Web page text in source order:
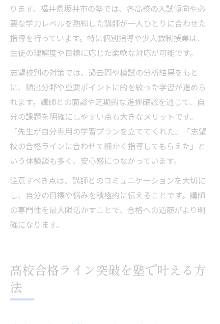
ります。福井県坂井市の塾では、各高校の入試傾向や必
要な学力レベルを熟知した講師が一人ひとりに合わせた
指導を行っています。特に個別指導や少人数制授業は、
生徒の理解度や目標に応じた柔軟な対応が可能です。
志望校別の対策では、過去問や模試の分析結果をもと
に、頻出分野や重要ポイントに的を絞った学習が進めら
れます。講師との面談や定期的な進捗確認を通じて、自
分の課題を明確にしやすい点も大きなメリットです。
「先生が自分専用の学習プランを立ててくれた」「志望
校の合格ラインに合わせて細かく指導してもらえた」と
いう体験談も多く、安心感につながっています。
注意すべき点は、講師とのコミュニケーションを大切に
し、自分の目標や悩みを積極的に伝えることです。講師
の専門性を最大限活かすことで、合格への道筋がより明
確になります。
高校合格ライン突破を塾で叶える方
法